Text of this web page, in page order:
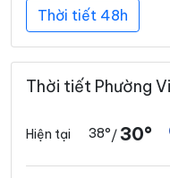
Thời tiết 48h
Thời tiết Phường
Hiện tại 38°/30°